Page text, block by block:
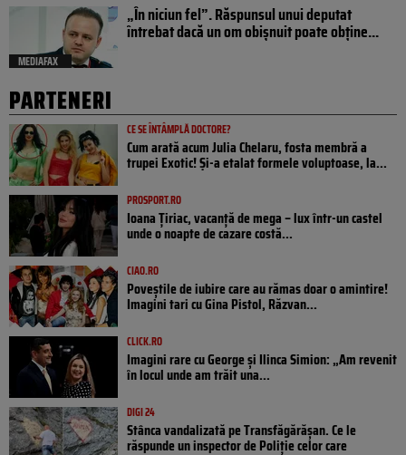
MEDIAFAX
„În niciun fel”. Răspunsul unui deputat
întrebat dacă un om obișnuit poate obține...
PARTENERI
CE SE ÎNTÂMPLĂ DOCTORE?
Cum arată acum Julia Chelaru, fosta membră a
trupei Exotic! Și-a etalat formele voluptoase, la...
PROSPORT.RO
Ioana Țiriac, vacanță de mega – lux într-un castel
unde o noapte de cazare costă...
CIAO.RO
Poveştile de iubire care au rămas doar o amintire!
Imagini tari cu Gina Pistol, Răzvan...
CLICK.RO
Imagini rare cu George și Ilinca Simion: „Am revenit
în locul unde am trăit una...
DIGI 24
Stânca vandalizată pe Transfăgărășan. Ce le
răspunde un inspector de Poliție celor care